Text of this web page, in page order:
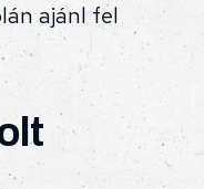
ajánl fel